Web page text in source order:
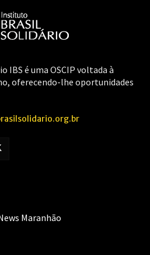
é uma OSCIP voltada à
oferecendo-lhe oportunidades
Maranhão